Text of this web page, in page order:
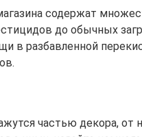
содержат
до обычных
в разбавленной
частью декора, от